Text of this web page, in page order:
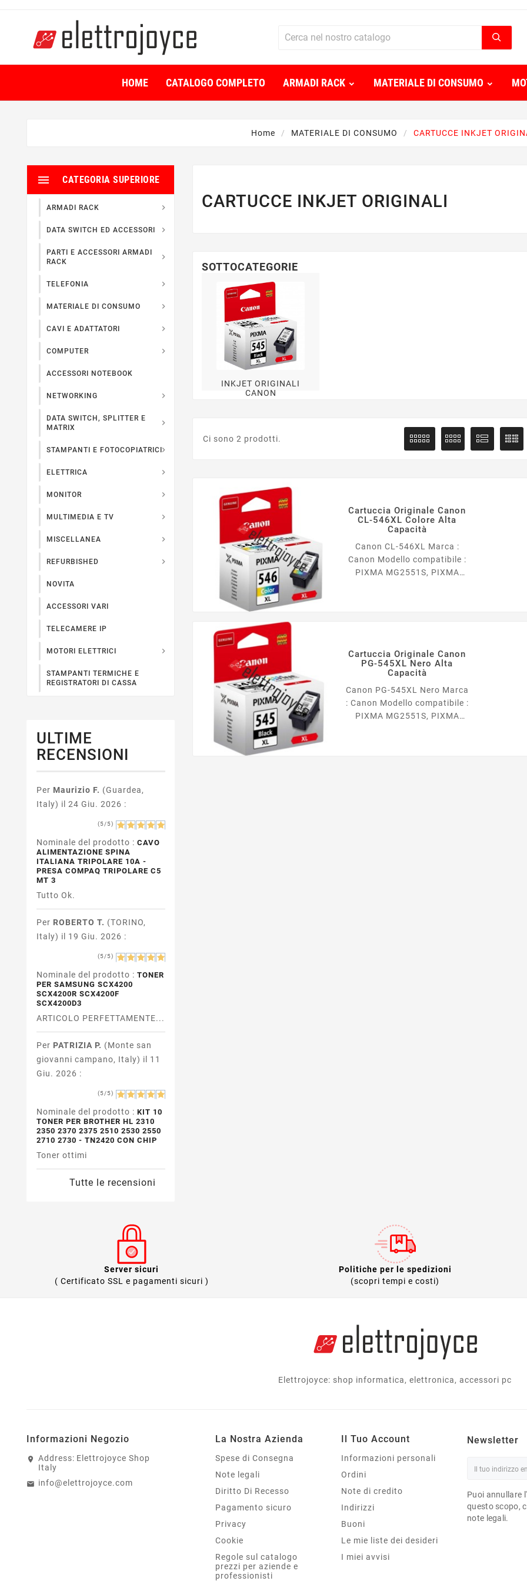
HOME CATALOGO COMPLETO ARMADI RACK MATERIALE DI CONSUMO
Home MATERIALE DI CONSUMO CARTUCCE INKJET
CATEGORIA SUPERIORE

ARMADI RACK 
DATA SWITCH ED ACCESSORI 
PARTI E ACCESSORI ARMADI
RACK

TELEFONIA 
MATERIALE DI CONSUMO 
CAVI E ADATTATORI 
COMPUTER 
ACCESSORI NOTEBOOK
NETWORKING 
DATA SWITCH, SPLITTER E
MATRIX

STAMPANTI E FOTOCOPIATRICI
ELETTRICA 
MONITOR 
MULTIMEDIA E TV 
MISCELLANEA 
REFURBISHED 
NOVITA
ACCESSORI VARI
TELECAMERE IP
MOTORI ELETTRICI 
STAMPANTI TERMICHE E
REGISTRATORI DI CASSA
ULTIME
RECENSIONI
Per Maurizio F. (Guardea,
Italy) il 24 Giu. 2026 :
(5/5)
Nominale del prodotto : CAVO
ALIMENTAZIONE SPINA
ITALIANA TRIPOLARE 10A -
PRESA COMPAQ TRIPOLARE C5
MT 3
Tutto Ok.
Per ROBERTO T. (TORINO,
Italy) il 19 Giu. 2026 :
(5/5)
Nominale del prodotto : TONER
PER SAMSUNG SCX4200
SCX4200R SCX4200F
SCX4200D3
ARTICOLO PERFETTAMENTE...
Per PATRIZIA P. (Monte san
giovanni campano, Italy) il 11
Giu. 2026 :
(5/5)
Nominale del prodotto : KIT 10
TONER PER BROTHER HL 2310
2350 2370 2375 2510 2530 2550
2710 2730 - TN2420 CON CHIP
Toner ottimi
Tutte le recensioni
CARTUCCE INKJET ORIGINALI
SOTTOCATEGORIE
INKJET ORIGINALI
CANON
Ci sono 2 prodotti.
Cartuccia Originale Canon
CL-546XL Colore Alta
Capacità
Canon CL-546XL Marca :
Canon Modello compatibile :
PIXMA MG2551S, PIXMA
PIXMA MG3051, PIXMA
MG3052, PIXMA MG3053,
PIXMA MG2550S, PIXMA
MG2555S, PIXMA TS3150,
PIXMA TS3151, PIXMA
TS305, PIXMA TS205, PIXMA
Cartuccia Originale Canon
PG-545XL Nero Alta
Capacità
Canon PG-545XL Nero Marca
: Canon Modello compatibile :
PIXMA MG2551S, PIXMA
Server sicuri
( Certificato SSL e pagamenti sicuri )
Politiche per le spedizioni
(scopri tempi e costi)
Elettrojoyce: shop informatica, elettronica, accessori pc
Informazioni Negozio
Address: Elettrojoyce Shop
Italy
info@elettrojoyce.com
La Nostra Azienda
Spese di Consegna
Note legali
Diritto Di Recesso
Pagamento sicuro
Privacy
Cookie
Regole sul catalogo
prezzi per aziende e
professionisti
Il Tuo Account
Informazioni personali
Ordini
Note di credito
Indirizzi
Buoni
Le mie liste dei desideri
I miei avvisi
Newsletter
Puoi annullare
questo scopo,
note legali.